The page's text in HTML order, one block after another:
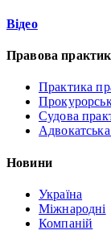
Відео
Правова
Практика
Судова
Новини
Україна
Міжнародні
Компаній